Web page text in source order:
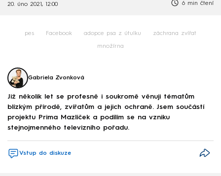
20. úno 2021, 12:00 6 min čtení
pes Facebook adopce psa z útulku záchrana zvířat
množírna
Gabriela Zvonková
Již několik let se profesně i soukromě věnuji tématům
blízkým přírodě, zvířatům a jejich ochraně. Jsem součástí
projektu Prima Mazlíček a podílím se na vzniku
stejnojmenného televizního pořadu.
Vstup do diskuze